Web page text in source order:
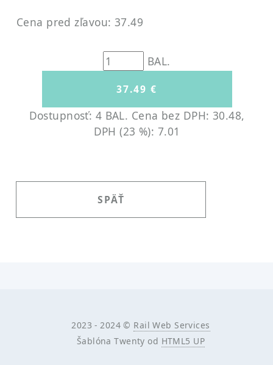
Cena pred zľavou: 37.49
BAL.
Dostupnosť: 4 BAL. Cena bez DPH: 30.48,
DPH (23 %): 7.01
SPÄŤ
2023 - 2024 © Rail Web Services
Šablóna Twenty od HTML5 UP